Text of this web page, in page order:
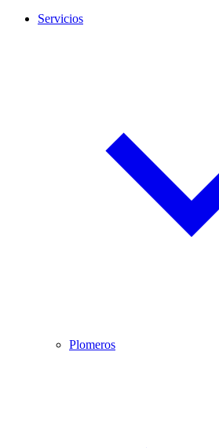
Servicios
Plomeros